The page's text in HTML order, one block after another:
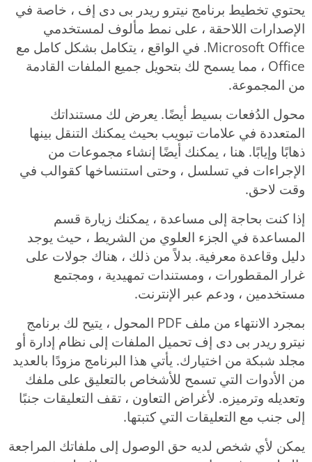
يحتوي تخطيط برنامج نيترو ريدر بى دى إف ، خاصة في
الإصدارات اللاحقة ، على نمط مألوف لمستخدمي
Microsoft Office. في الواقع ، يتكامل بشكل كامل مع
Office ، مما يسمح لك بتحويل جميع الملفات القادمة
من المجموعة.
محول الدُفعات بسيط أيضًا. يعرض لك مستنداتك
المتعددة في علامات تبويب بحيث يمكنك التنقل بينها
ذهابًا وإيابًا. هنا ، يمكنك أيضًا إنشاء مجموعات من
الإجراءات في تسلسل ، وحتى استنساخها كقوالب في
وقت لاحق.
إذا كنت بحاجة إلى مساعدة ، يمكنك زيارة قسم
المساعدة في الجزء العلوي من الشريط ، حيث يوجد
دليل وقاعدة معرفية. بدلاً من ذلك ، هناك جولات على
غرار المقطورات ، ومستندات تمهيدية ، ومجتمع
مستخدمين ، ودعم عبر الإنترنت.
بمجرد الانتهاء من ملف PDF المحول ، يتيح لك برنامج
نيترو ريدر بى دى إف تحميل الملفات إلى نظام إدارة أو
مجلد شبكة من اختيارك. يأتي هذا البرنامج مزودًا بالعديد
من الأدوات التي تسمح للأشخاص بالتعليق على ملفك
وتعديله وترميزه. لأغراض التعاون ، تقف التعليقات جنبًا
إلى جنب مع التعليقات التي كتبتها.
يمكن لأي شخص لديه حق الوصول إلى ملفاتك المراجعة